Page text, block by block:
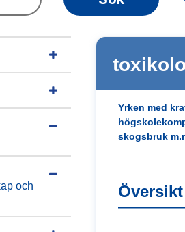
och
Yrken med
skogsbruk
Översikt